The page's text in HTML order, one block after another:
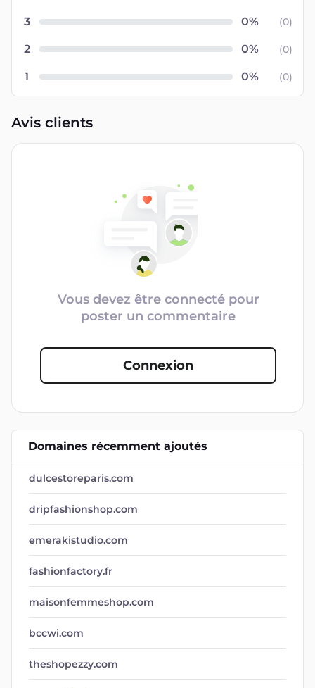
3 (0)
2 (0)
1 (0)
Avis clients
Vous devez être connecté pour
poster un commentaire
Connexion
Domaines récemment ajoutés
dulcestoreparis.com
dripfashionshop.com
emerakistudio.com
fashionfactory.fr
maisonfemmeshop.com
bccwi.com
theshopezzy.com